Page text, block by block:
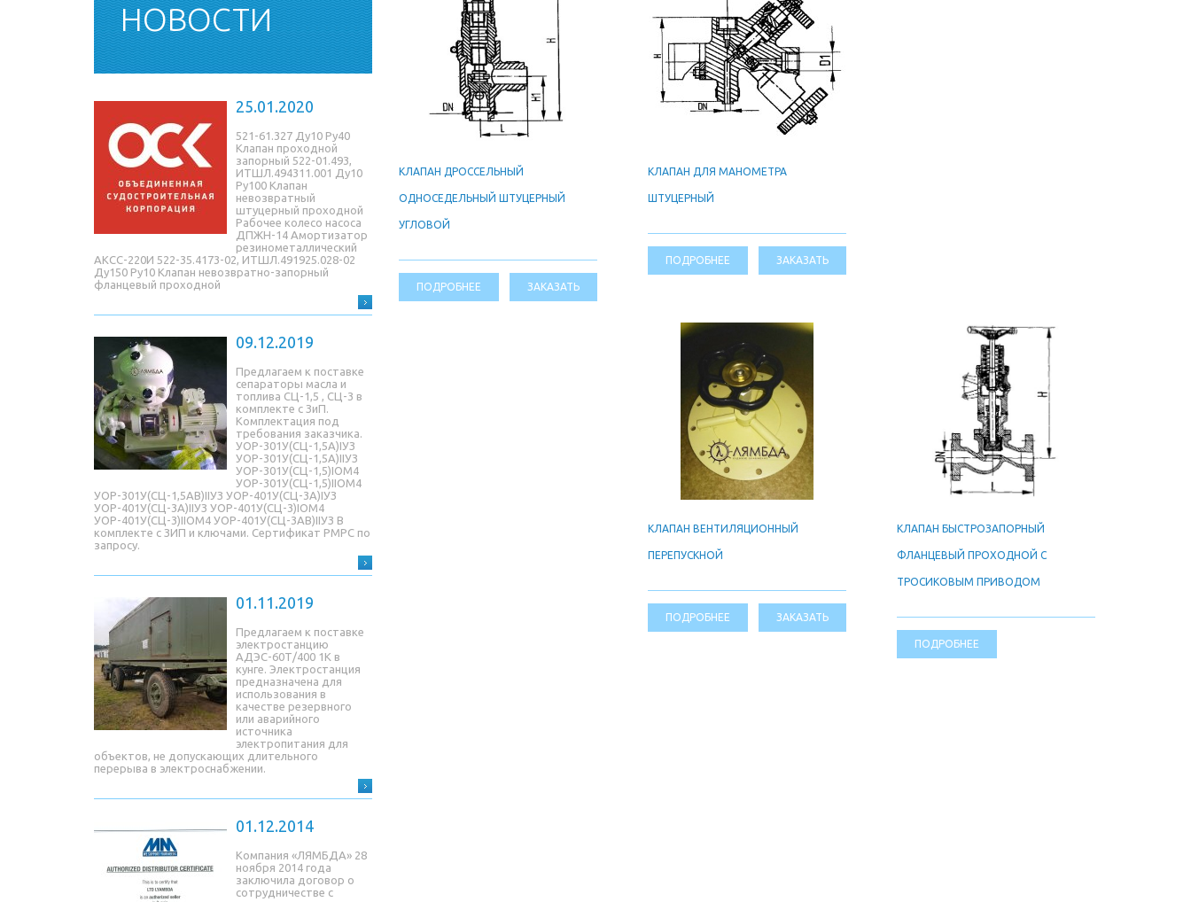
НОВОСТИ
25.01.2020
521-61.327 Ду10 Ру40
Клапан проходной
запорный 522-01.493,
ИТШЛ.494311.001 Ду10
Ру100 Клапан
невозвратный
штуцерный проходной
Рабочее колесо насоса
ДПЖН-14 Амортизатор
резинометаллический
АКСС-220И 522-35.4173-02, ИТШЛ.491925.028-02
Ду150 Ру10 Клапан невозвратно-запорный
фланцевый проходной
09.12.2019
Предлагаем к поставке
сепараторы масла и
топлива СЦ-1,5 , СЦ-3 в
комплекте с ЗиП.
Комплектация под
требования заказчика.
УОР-301У(СЦ-1,5A)IУЗ
УОР-301У(СЦ-1,5A)IIУЗ
УОР-301У(СЦ-1,5)IОМ4
УОР-301У(СЦ-1,5)IIОМ4
УОР-301У(СЦ-1,5AB)IIУЗ УОР-401У(СЦ-3A)IУЗ
УОР-401У(СЦ-3A)IIУЗ УОР-401У(СЦ-3)IОМ4
УОР-401У(СЦ-3)IIОМ4 УОР-401У(СЦ-3AB)IIУЗ В
комплекте с ЗИП и ключами. Сертификат РМРС по
запросу.
01.11.2019
Предлагаем к поставке
электростанцию
АДЭС-60Т/400 1К в
кунге. Электростанция
предназначена для
использования в
качестве резервного
или аварийного
источника
электропитания для
объектов, не допускающих длительного
перерыва в электроснабжении.
01.12.2014
Компания «ЛЯМБДА» 28
ноября 2014 года
заключила договор о
сотрудничестве с
КЛАПАН ДРОССЕЛЬНЫЙ
ОДНОСЕДЕЛЬНЫЙ ШТУЦЕРНЫЙ
УГЛОВОЙ
ПОДРОБНЕЕ ЗАКАЗАТЬ
КЛАПАН ДЛЯ МАНОМЕТРА
ШТУЦЕРНЫЙ
ПОДРОБНЕЕ ЗАКАЗАТЬ
КЛАПАН ВЕНТИЛЯЦИОННЫЙ
ПЕРЕПУСКНОЙ
ПОДРОБНЕЕ ЗАКАЗАТЬ
КЛАПАН БЫСТРОЗАПОРНЫЙ
ФЛАНЦЕВЫЙ ПРОХОДНОЙ С
ТРОСИКОВЫМ ПРИВОДОМ
ПОДРОБНЕЕ